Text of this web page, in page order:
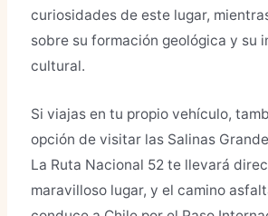
curiosidades de este lugar,
sobre su formación geológica y su
cultural.
Si viajas en tu propio vehículo,
opción de visitar las Salinas
La Ruta Nacional 52 te llevará
maravilloso lugar, y el camino